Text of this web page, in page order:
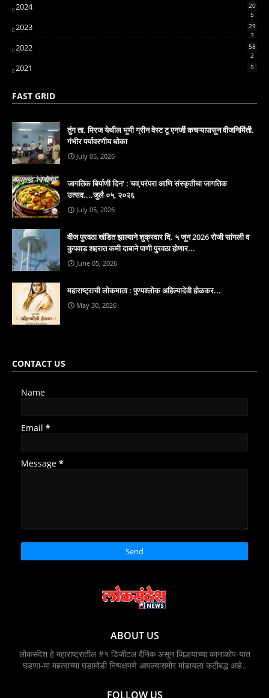
2024
20
5
2023
29
3
2022
58
2
2021 5
FAST GRID
तुंग ता. मिरज येथील भूमी ग्रीन वेस्ट टू एनर्जी कचऱ्यापासून वीजनिर्मिती.
गंभीर पर्यावरणीय धोका
July 05, 2026
जागतिक बिर्याणी दिन' : चव,परंपरा आणि संस्कृतीचा जागतिक
उत्सव....जुलै ०५, २०२६
July 05, 2026
वीज पुरवठा खंडित झाल्याने शुक्रवार दि. ५ जून 2026 रोजी सांगली व
कुपवाड शहरात कमी दाबाने पाणी पुरवठा होणार...
June 05, 2026
महाराष्ट्राची लोकमाता : पुण्यश्लोक अहिल्यादेवी होळकर...
May 30, 2026
CONTACT US
Name
Email *
Message *
ABOUT US
लोकसंदेश हे महाराष्ट्रातील #१ डिजीटल दैनिक असून जिल्हयाच्या कानाकोप-यात
घडणा-या महत्वाच्या घडामोडी निष्पक्षपणे आपल्यासमोर मांडायला कटीबद्ध आहे..
FOLLOW US